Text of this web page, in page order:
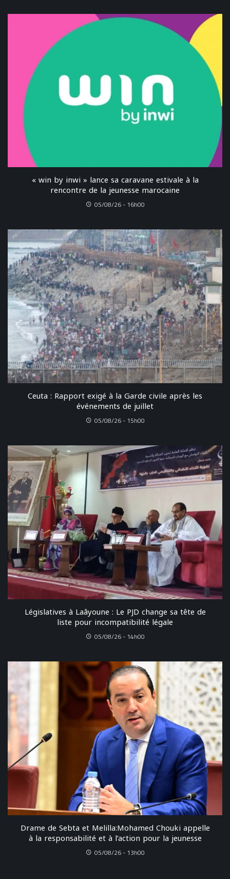
« win by inwi » lance sa caravane estivale à la
rencontre de la jeunesse marocaine
05/08/26 - 16h00
Ceuta : Rapport exigé à la Garde civile après les
événements de juillet
05/08/26 - 15h00
Législatives à Laâyoune : Le PJD change sa tête de
liste pour incompatibilité légale
05/08/26 - 14h00
Drame de Sebta et Melilla:Mohamed Chouki appelle
à la responsabilité et à l’action pour la jeunesse
05/08/26 - 13h00